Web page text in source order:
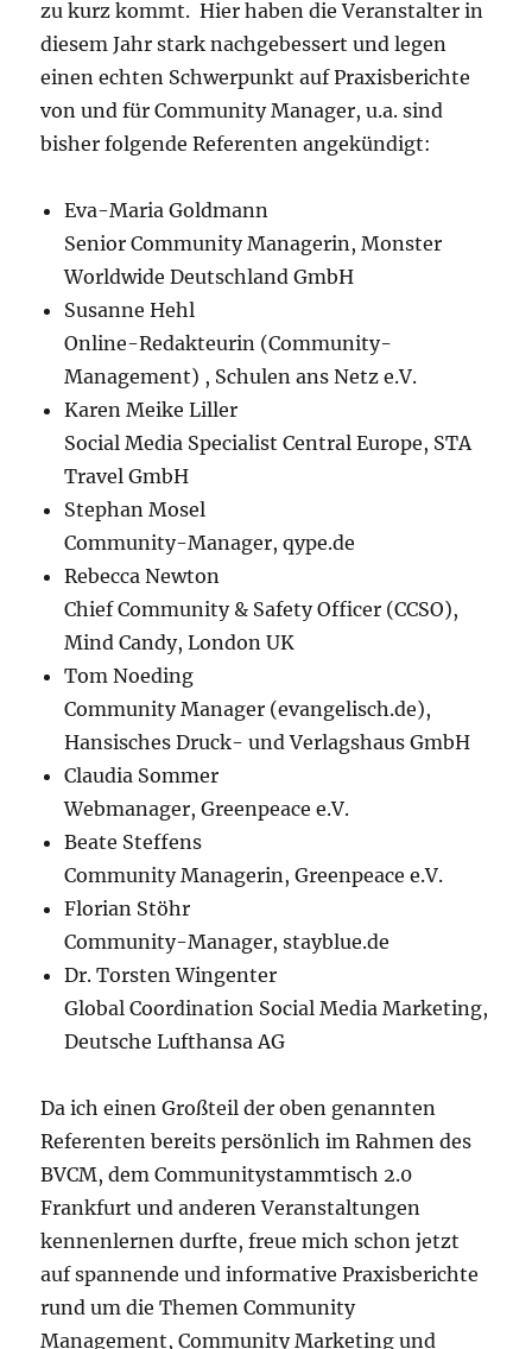
zu kurz kommt. Hier haben die Veranstalter in
diesem Jahr stark nachgebessert und legen
einen echten Schwerpunkt auf Praxisberichte
von und für Community Manager, u.a. sind
bisher folgende Referenten angekündigt:
Eva-Maria Goldmann
Senior Community Managerin, Monster
Worldwide Deutschland GmbH
Susanne Hehl
Online-Redakteurin (Community-
Management) , Schulen ans Netz e.V.
Karen Meike Liller
Social Media Specialist Central Europe, STA
Travel GmbH
Stephan Mosel
Community-Manager, qype.de
Rebecca Newton
Chief Community & Safety Officer (CCSO),
Mind Candy, London UK
Tom Noeding
Community Manager (evangelisch.de),
Hansisches Druck- und Verlagshaus GmbH
Claudia Sommer
Webmanager, Greenpeace e.V.
Beate Steffens
Community Managerin, Greenpeace e.V.
Florian Stöhr
Community-Manager, stayblue.de
Dr. Torsten Wingenter
Global Coordination Social Media Marketing,
Deutsche Lufthansa AG
Da ich einen Großteil der oben genannten
Referenten bereits persönlich im Rahmen des
BVCM, dem Communitystammtisch 2.0
Frankfurt und anderen Veranstaltungen
kennenlernen durfte, freue mich schon jetzt
auf spannende und informative Praxisberichte
rund um die Themen Community
Management, Community Marketing und